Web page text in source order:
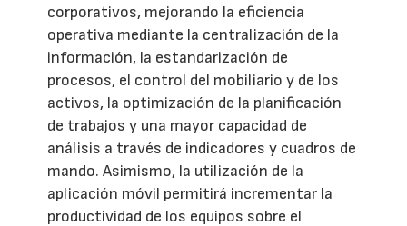
corporativos, mejorando la eficiencia
operativa mediante la centralización de la
información, la estandarización de
procesos, el control del mobiliario y de los
activos, la optimización de la planificación
de trabajos y una mayor capacidad de
análisis a través de indicadores y cuadros de
mando. Asimismo, la utilización de la
aplicación móvil permitirá incrementar la
productividad de los equipos sobre el